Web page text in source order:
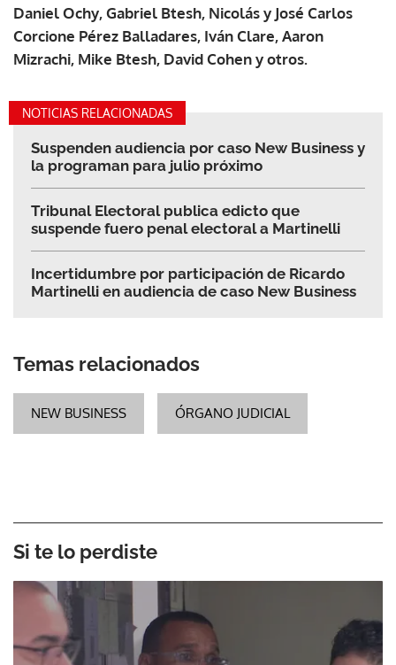
Daniel Ochy, Gabriel Btesh, Nicolás y José Carlos
Corcione Pérez Balladares, Iván Clare, Aaron
Mizrachi, Mike Btesh, David Cohen y otros.
NOTICIAS RELACIONADAS
Suspenden audiencia por caso New Business y
la programan para julio próximo
Tribunal Electoral publica edicto que
suspende fuero penal electoral a Martinelli
Incertidumbre por participación de Ricardo
Martinelli en audiencia de caso New Business
Temas relacionados
NEW BUSINESS ÓRGANO JUDICIAL
Si te lo perdiste